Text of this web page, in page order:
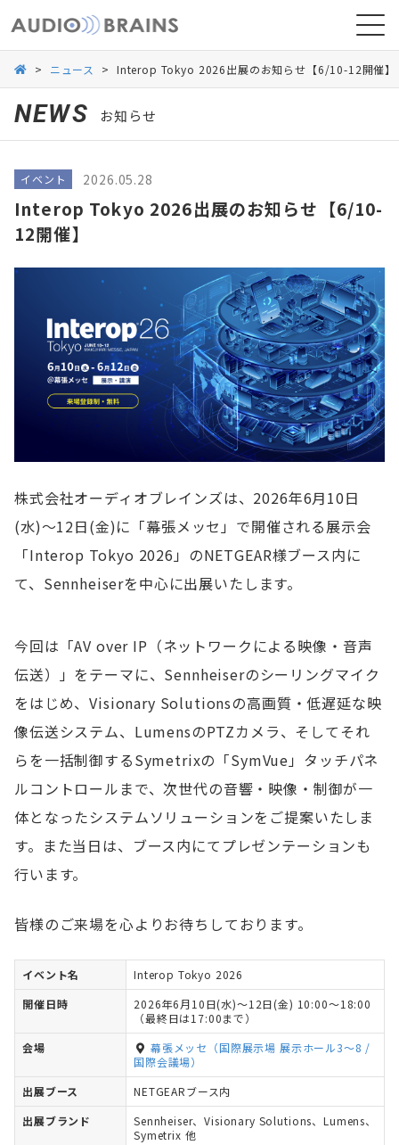
お問い合わせ
> ニュース > Interop Tokyo 2026出展のお知らせ【6/10-12開催】
NEWS お知らせ
イベント 2026.05.28
Interop Tokyo 2026出展のお知らせ【6/10-
12開催】
株式会社オーディオブレインズは、2026年6月10日
(水)〜12日(金)に「幕張メッセ」で開催される展示会
「Interop Tokyo 2026」のNETGEAR様ブース内に
て、Sennheiserを中心に出展いたします。
今回は「AV over IP（ネットワークによる映像・音声
伝送）」をテーマに、Sennheiserのシーリングマイク
をはじめ、Visionary Solutionsの高画質・低遅延な映
像伝送システム、LumensのPTZカメラ、そしてそれ
らを一括制御するSymetrixの「SymVue」タッチパネ
ルコントロールまで、次世代の音響・映像・制御が一
体となったシステムソリューションをご提案いたしま
す。また当日は、ブース内にてプレゼンテーションも
行います。
皆様のご来場を心よりお待ちしております。
イベント名
Interop Tokyo 2026
開催日時
2026年6月10日(水)〜12日(金) 10:00〜18:00
（最終日は17:00まで）
会場
幕張メッセ（国際展示場 展示ホール3～8 /
国際会議場）
出展ブース
NETGEARブース内
出展ブランド
Sennheiser、Visionary Solutions、Lumens、
Symetrix 他